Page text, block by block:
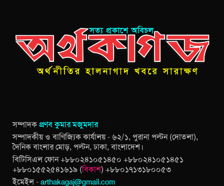
সম্পাদকপ্রণব কুমার মজুমদার
সম্পাদকীয় ও বাণিজ্যিক কার্যালয় - ৬২/১, পুরানা পল্টন (দোতলা),
দৈনিক বাংলার মোড়, পল্টন, ঢাকা, বাংলাদেশ।
বিটিসিএল ফোন +৮৮০২৪১০৫১৪৫০ +৮৮০২৪১০৫১৪৫১
+৮৮০১৫৫২৫৪১৬১৯ (বিকাশ) +৮৮০১৭১৩১৮০০৫৩
ইমেইল - arthakagaj@gmail.com